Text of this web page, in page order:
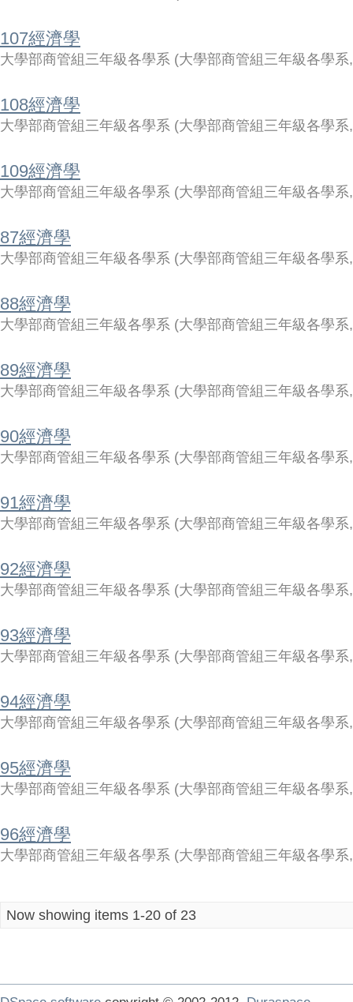
107經濟學
大學部商管組三年級各學系 (大學部商管組三年級各學系
108經濟學
大學部商管組三年級各學系 (大學部商管組三年級各學系
109經濟學
大學部商管組三年級各學系 (大學部商管組三年級各學系
87經濟學
大學部商管組三年級各學系 (大學部商管組三年級各學系
88經濟學
大學部商管組三年級各學系 (大學部商管組三年級各學系
89經濟學
大學部商管組三年級各學系 (大學部商管組三年級各學系
90經濟學
大學部商管組三年級各學系 (大學部商管組三年級各學系
91經濟學
大學部商管組三年級各學系 (大學部商管組三年級各學系
92經濟學
大學部商管組三年級各學系 (大學部商管組三年級各學系
93經濟學
大學部商管組三年級各學系 (大學部商管組三年級各學系
94經濟學
大學部商管組三年級各學系 (大學部商管組三年級各學系
95經濟學
大學部商管組三年級各學系 (大學部商管組三年級各學系
96經濟學
大學部商管組三年級各學系 (大學部商管組三年級各學系
Now showing items 1-20 of 23